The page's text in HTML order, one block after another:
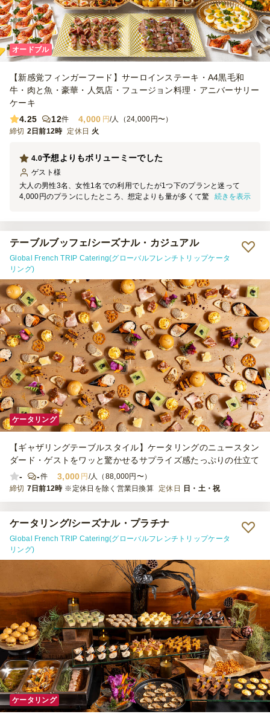
オードブル
【新感覚フィンガーフード】サーロインステーキ・A4黒毛和
牛・肉と魚・豪華・人気店・フュージョン料理・アニバーサリー
ケーキ
4.25
12件 4,000 円/人（24,000円〜）
締切 2日前12時 定休日 火
予想よりもボリューミーでした
4.0
ゲスト 様
大人の男性3名、女性1名での利用でしたが1つ下のプランと迷って
4,000円のプランにしたところ、想定よりも量が多くて驚きました。
べられる、食べられないの判断が難しかったので、そこがわかりやす
い紙の案内1枚あると嬉しかったです。
続きを表示
テーブルブッフェ/シーズナル・カジュアル
Global French TRIP Catering(グローバルフレンチトリップケータ
リング)
ケータリング
【ギャザリングテーブルスタイル】ケータリングのニュースタン
ダード・ゲストをワッと驚かせるサプライズ感たっぷりの仕立て
-
-件 3,000 円 /人（88,000円〜）
締切 7日前12時 ※定休日を除く営業日換算 定休日 日・土・祝
ケータリング/シーズナル・プラチナ
Global French TRIP Catering(グローバルフレンチトリップケータ
リング)
ケータリング